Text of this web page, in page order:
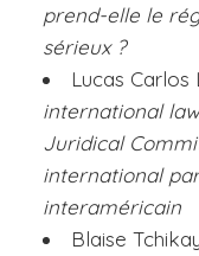
prend-elle le
sérieux ?
Lucas Carlos
international
Juridical
international
interaméricain
Blaise